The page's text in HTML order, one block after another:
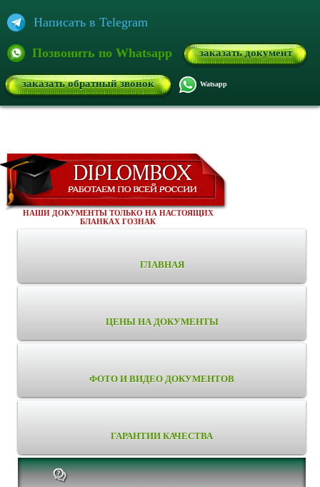
Написать в Telegram
Позвонить по Whatsapp заказать документ
заказать обратный звонок Watsapp
НАШИ ДОКУМЕНТЫ ТОЛЬКО НА НАСТОЯЩИХ
БЛАНКАХ ГОЗНАК
ГЛАВНАЯ
ЦЕНЫ НА ДОКУМЕНТЫ
ФОТО И ВИДЕО ДОКУМЕНТОВ
ГАРАНТИИ КАЧЕСТВА